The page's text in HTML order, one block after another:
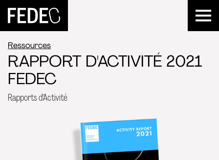
FEDEC
Ressources
RAPPORT D'ACTIVITÉ 2021
FEDEC
Rapports d'Activité